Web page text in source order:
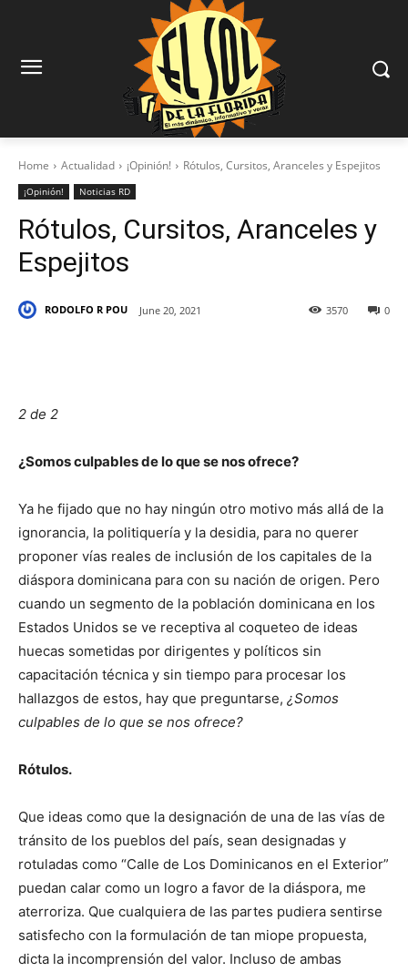
Home Actualidad ¡Opinión! Rótulos, Cursitos, Aranceles y Espejitos
¡Opinión! Noticias RD
Rótulos, Cursitos, Aranceles y
Espejitos
RODOLFO R POU June 20, 2021 0
3570
2 de 2
¿Somos culpables de lo que se nos ofrece?
Ya he fijado que no hay ningún otro motivo más allá de la
ignorancia, la politiquería y la desidia, para no querer
proponer vías reales de inclusión de los capitales de la
diáspora dominicana para con su nación de origen. Pero
cuando un segmento de la población dominicana en los
Estados Unidos se ve receptiva al coqueteo de ideas
huecas sometidas por dirigentes y políticos sin
capacitación técnica y sin tiempo para procesar los
hallazgos de estos, hay que preguntarse, ¿Somos
culpables de lo que se nos ofrece?
Rótulos.
Que ideas como que la designación de una de las vías de
tránsito de los pueblos del país, sean designadas y
rotuladas como “Calle de Los Dominicanos en el Exterior”
puedan calar como un logro a favor de la diáspora, me
aterroriza. Que cualquiera de las partes pudiera sentirse
satisfecho con la formulación de tan miope propuesta,
dicta la incomprensión del valor. Incluso de ambas